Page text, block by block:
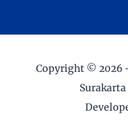
Copyright © 2026
Surakarta